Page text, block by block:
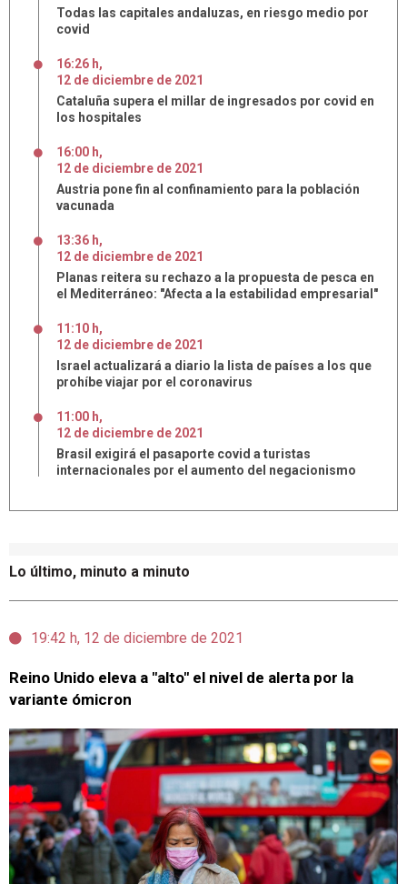
Lo último, minuto a minuto
19:42 h, 12 de diciembre de 2021
Reino Unido eleva a "alto" el nivel de alerta por la
variante ómicron
Todas las capitales andaluzas, en riesgo medio por
covid
16:26 h,
12 de diciembre de 2021
Cataluña supera el millar de ingresados por covid en
los hospitales
16:00 h,
12 de diciembre de 2021
Austria pone fin al confinamiento para la población
vacunada
13:36 h,
12 de diciembre de 2021
Planas reitera su rechazo a la propuesta de pesca en
el Mediterráneo: "Afecta a la estabilidad empresarial"
11:10 h,
12 de diciembre de 2021
Israel actualizará a diario la lista de países a los que
prohíbe viajar por el coronavirus
11:00 h,
12 de diciembre de 2021
Brasil exigirá el pasaporte covid a turistas
internacionales por el aumento del negacionismo